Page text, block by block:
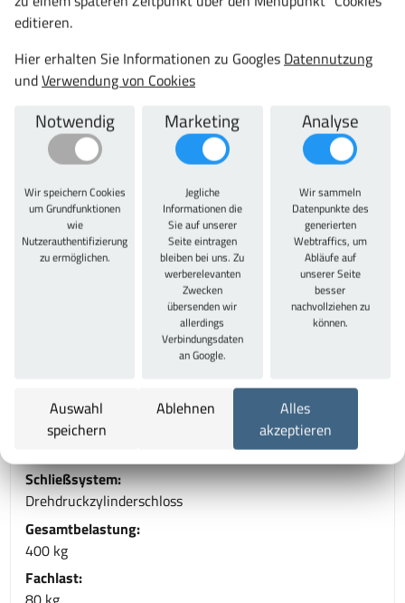
riegeligem Drehgriff mit integriertemZylinderschloss.
Schließgestänge bei den Vollblech-Türen nicht verdeckt.
Bei den Lochfeldtüren ist es hingegen verdeckt, weil die
Abdeckung gleichzeitig als Verstärkungstasche der Tür
dient. Gesamt-Belastbarkeit je Schrank: 400 kg bei
gleichmäßig verteilter Last. Entwickelt und produziert
ausschließlich "Made in Germany" -10 Jahre Garantie-
TÜV Rheinland zertifiziert. Weitere Farbkombinationen
auf Anfrage möglich.
Technische Daten
Variante:
mit Vollblechtüren und 4 Einlegeböden und 1 Hakenleiste
1950 mm
Gesamttiefe:
Schließsystem:
Drehdruckzylinderschloss
Gesamtbelastung:
400 kg
Fachlast:
editieren.
Hier erhalten Sie Informationen zu Googles Datennutzung
undVerwendung von Cookies
Notwendig
Wir speichern Cookies
um Grundfunktionen
wie
Nutzerauthentifizierung
zu ermöglichen.
Marketing
Jegliche
Informationen die
Sie auf unserer
Seite eintragen
bleiben bei uns. Zu
werberelevanten
Zwecken
übersenden wir
allerdings
Verbindungsdaten
an Google.
Analyse
Wir sammeln
Datenpunkte des
generierten
Webtraffics, um
Abläufe auf
unserer Seite
besser
nachvollziehen zu
können.
Auswahl
speichern
Ablehnen
Alles
akzeptieren